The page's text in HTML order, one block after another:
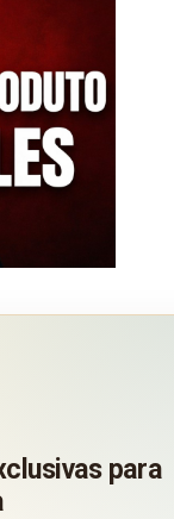
para